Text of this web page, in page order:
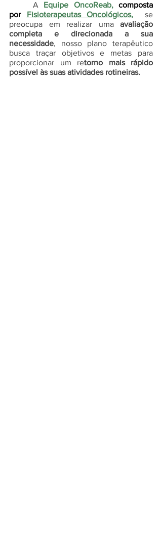
	A
Equipe OncoReab, composta
por Fisioterapeutas Oncológicos,
se
preocupa em realizar uma avaliação
completa e direcionada a sua
necessidade, nosso plano terapêutico
busca traçar objetivos e metas para
proporcionar um retorno mais rápido
possível às suas atividades rotineiras.